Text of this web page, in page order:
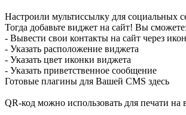
Настроили мультиссылку для социальных
Тогда добавьте виджет на сайт! Вы сможете:
- Вывести свои контакты на сайт через
- Указать расположение виджета
- Указать цвет иконки виджета
- Указать приветственное сообщение
Готовые плагины для Вашей CMS здесь
QR-код можно использовать для печати